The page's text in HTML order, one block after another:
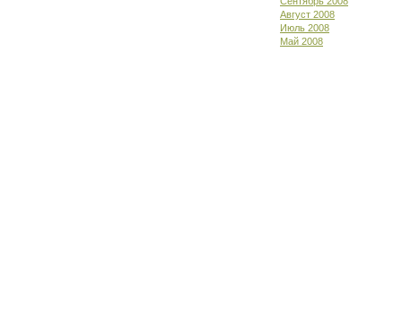
Август 2008
Июль 2008
Май 2008